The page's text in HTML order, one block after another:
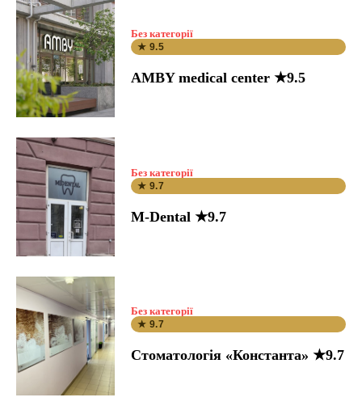
Без категорії
★ 9.5
AMBY medical center ★9.5
Без категорії
★ 9.7
M-Dental ★9.7
Без категорії
★ 9.7
Стоматологія «Константа» ★9.7